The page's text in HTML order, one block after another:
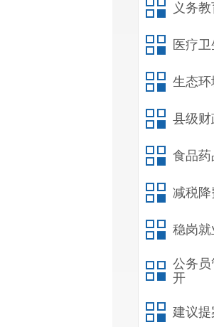
义务教
医疗卫
生态环
县级
食品药
减税
稳岗就
公务员
开
建议提